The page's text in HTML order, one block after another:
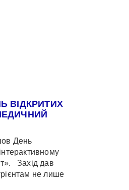
ВІДКРИТИХ
День
Захід дав
не лише